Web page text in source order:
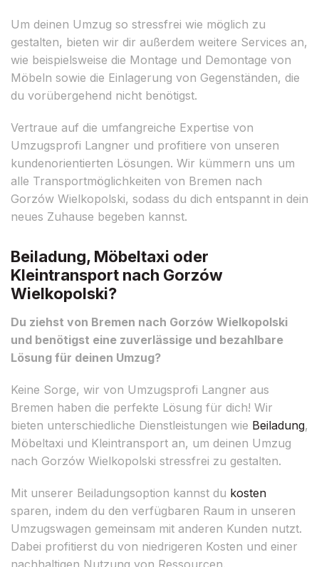
Um deinen Umzug so stressfrei wie möglich zu
gestalten, bieten wir dir außerdem weitere Services an,
wie beispielsweise die Montage und Demontage von
Möbeln sowie die Einlagerung von Gegenständen, die
du vorübergehend nicht benötigst.
Vertraue auf die umfangreiche Expertise von
Umzugsprofi Langner und profitiere von unseren
kundenorientierten Lösungen. Wir kümmern uns um
alle Transportmöglichkeiten von Bremen nach
Gorzów Wielkopolski, sodass du dich entspannt in dein
neues Zuhause begeben kannst.
Beiladung, Möbeltaxi oder
Kleintransport nach Gorzów
Wielkopolski?
Du ziehst von Bremen nach Gorzów Wielkopolski
und benötigst eine zuverlässige und bezahlbare
Lösung für deinen Umzug?
Keine Sorge, wir von Umzugsprofi Langner aus
Bremen haben die perfekte Lösung für dich! Wir
bieten unterschiedliche Dienstleistungen wie Beiladung,
Möbeltaxi und Kleintransport an, um deinen Umzug
nach Gorzów Wielkopolski stressfrei zu gestalten.
Mit unserer Beiladungsoption kannst du kosten
sparen, indem du den verfügbaren Raum in unseren
Umzugswagen gemeinsam mit anderen Kunden nutzt.
Dabei profitierst du von niedrigeren Kosten und einer
nachhaltigen Nutzung von Ressourcen.